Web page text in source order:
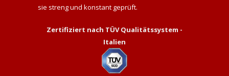
sie streng und konstant geprüft.
Zertifiziert nach TÜV Qualitätssystem -
Italien